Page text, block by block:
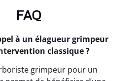
FAQ
à un élagueur grimpeur
classique ?
grimpeur pour un